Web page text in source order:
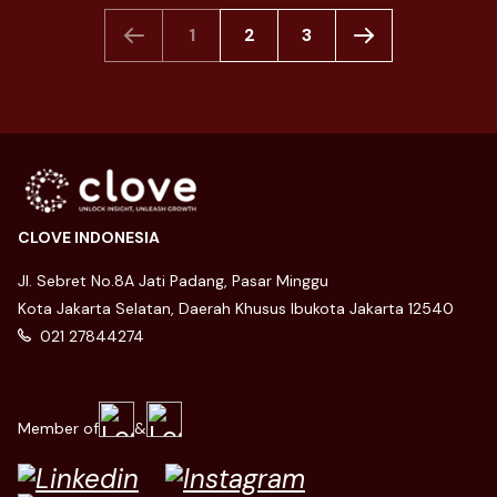
1 2 3
Member of &
CLOVE INDONESIA
Jl. Sebret No.8A Jati Padang, Pasar Minggu
Kota Jakarta Selatan, Daerah Khusus Ibukota Jakarta 12540
021 27844274